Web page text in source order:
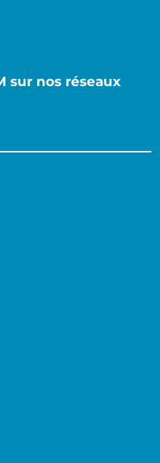
sur nos réseaux